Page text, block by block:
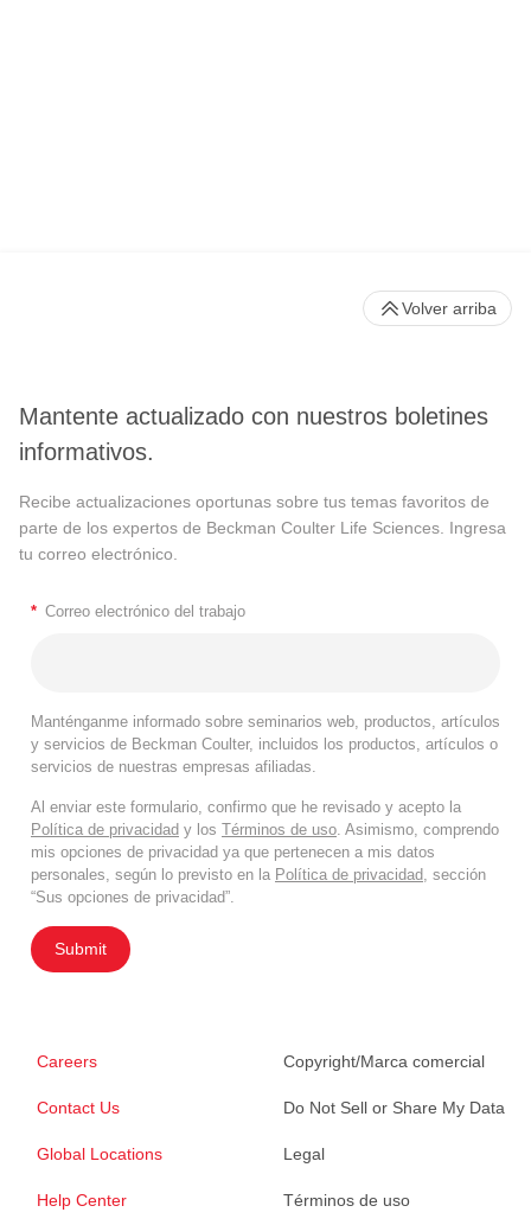
Mantente actualizado con nuestros boletines
informativos.
Recibe actualizaciones oportunas sobre tus temas favoritos de
parte de los expertos de Beckman Coulter Life Sciences. Ingresa
tu correo electrónico.
* Correo electrónico del trabajo
Manténganme informado sobre seminarios web, productos, artículos
y servicios de Beckman Coulter, incluidos los productos, artículos o
servicios de nuestras empresas afiliadas.
Al enviar este formulario, confirmo que he revisado y acepto la
Política de privacidad y los Términos de uso. Asimismo, comprendo
mis opciones de privacidad ya que pertenecen a mis datos
personales, según lo previsto en la Política de privacidad, sección
“Sus opciones de privacidad”.
Submit
Careers
Contact Us
Global Locations
Help Center
Copyright/Marca comercial
Do Not Sell or Share My Data
Legal
Términos de uso
Volver arriba